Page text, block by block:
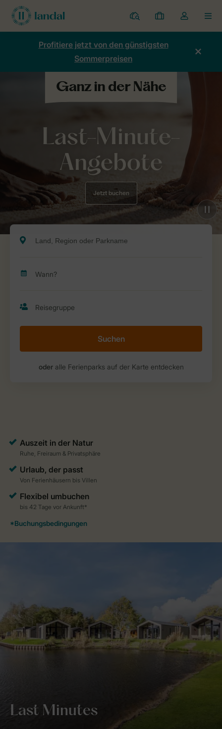
Ferienparks
Meine
Buchungen
Dropdown-
Menü
Kontos
Profitiere jetzt von den günstigsten
Sommerpreisen
Last-Minute-
Angebote
Jetzt buchen
Suchen
oderalle Ferienparks auf der Karte entdecken
Last Minutes